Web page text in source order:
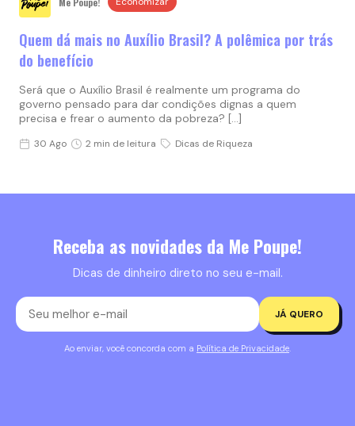
Quem dá mais no Auxílio Brasil? A polêmica por trás
do benefício
Será que o Auxílio Brasil é realmente um programa do
governo pensado para dar condições dignas a quem
precisa e frear o aumento da pobreza? […]
30 Ago 2 min de leitura Dicas de Riqueza
Receba as novidades da Me Poupe!
Dicas de dinheiro direto no seu e-mail.
JÁ QUERO
Ao enviar, você concorda com a Política de Privacidade.